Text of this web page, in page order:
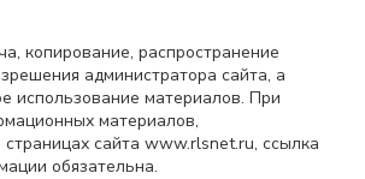
копирование, распространение
администратора сайта, а
использование материалов. При
материалов,
сайта www.rlsnet.ru, ссылка
обязательна.